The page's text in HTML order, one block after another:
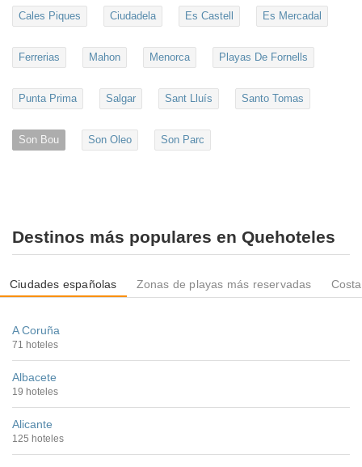
Cales Piques Ciudadela Es Castell Es Mercadal
Ferrerias Mahon Menorca Playas De Fornells
Punta Prima Salgar Sant Lluís Santo Tomas
Son Bou Son Oleo Son Parc
Destinos más populares en Quehoteles
Ciudades españolas Zonas de playas más reservadas
A Coruña
71 hoteles
Albacete
19 hoteles
Alicante
125 hoteles